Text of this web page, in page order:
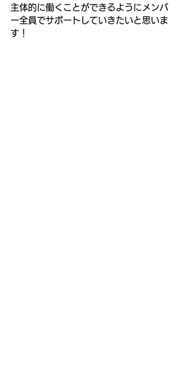
主体的に働くことができるようにメンバ
ー全員でサポートしていきたいと思いま
す！